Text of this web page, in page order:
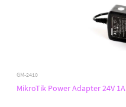
GM-2410
MikroTik Power Adapter 24V 1A